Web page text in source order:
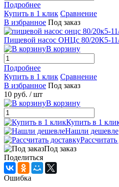
Подробнее
Купить в 1 клик Сравнение
В избранное Под заказ
Пищевой насос ОНЦс 80/20К5-
В корзину
Подробнее
Купить в 1 клик Сравнение
В избранное Под заказ
10 руб. / шт
В корзину
Купить в 1
Нашли дешевле
Под заказ
Поделиться
Ошибка